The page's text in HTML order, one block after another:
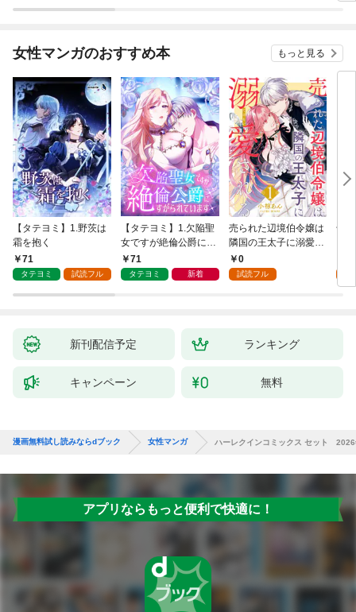
らない件～ 第1話
女性マンガのおすすめ本 もっと見る
【タテヨミ】1.野茨は
霜を抱く
71
タテヨミ 試読フル
【タテヨミ】1.欠陥聖
女ですが絶倫公爵にす
がられています
71
タテヨミ 新着
売られた辺境伯令嬢は
隣国の王太子に溺愛さ
れる 1
0
試読フル
千
家
新刊配信予定 ランキング
キャンペーン 無料
漫画無料試し読みならdブック 女性マンガ ハーレクインコミックス セット
アプリならもっと便利で快適に！